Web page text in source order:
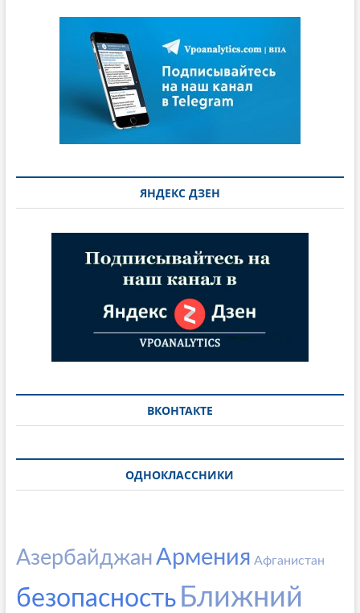
ЯНДЕКС ДЗЕН
ВКОНТАКТЕ
ОДНОКЛАССНИКИ
АзербайджанАрмения Афганистан
безопасность Ближний